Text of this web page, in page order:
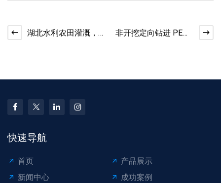
湖北水利农田灌溉，
非开挖定向钻进 PE
快速导航
首页
产品展示
新闻中心
成功案例